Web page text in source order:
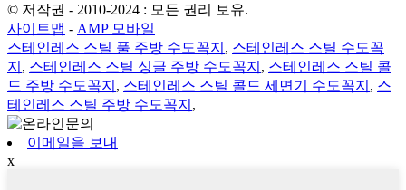
© 저작권 - 2010-2024 : 모든 권리 보유.
사이트맵 - AMP 모바일
스테인레스 스틸 풀 주방 수도꼭지 , 스테인레스 스틸 수도꼭
지 , 스테인레스 스틸 싱글 주방 수도꼭지 , 스테인레스 스틸 콜
드 주방 수도꼭지 , 스테인레스 스틸 콜드 세면기 수도꼭지 , 스
테인레스 스틸 주방 수도꼭지 ,
이메일을 보내
x